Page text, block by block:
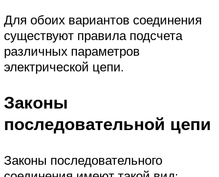
Для обоих вариантов соединения
существуют правила подсчета
различных параметров
электрической цепи.
Законы
последовательной цепи
Законы последовательного